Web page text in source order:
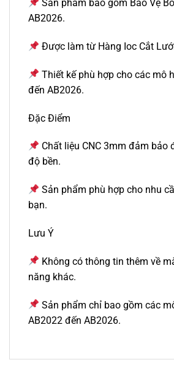
Sản phẩm bao gồm Bảo Vệ
AB2026.
Được làm từ Hàng Ioc Cắt
Thiết kế phù hợp cho các mô
đến AB2026.
Đặc Điểm
Chất liệu CNC 3mm đảm bảo
độ bền.
Sản phẩm phù hợp cho nhu
bạn.
Lưu Ý
Không có thông tin thêm về
năng khác.
Sản phẩm chỉ bao gồm các
AB2022 đến AB2026.